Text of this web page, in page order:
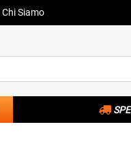
Chi Siamo